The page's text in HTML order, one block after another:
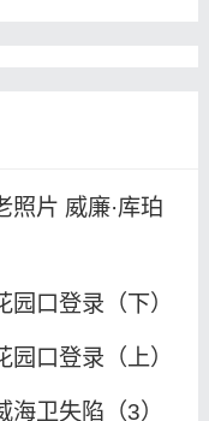
照片 威廉·库珀
口登录（下）
口登录（上）
海卫失陷（3）